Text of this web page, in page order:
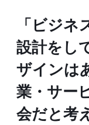
「ビジ
設計をし
ザインは
業・サー
会だと考